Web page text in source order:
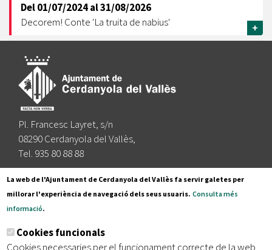
Del01/07/2024al31/08/2026
Decorem! Conte 'La truita de nabius'
+
Pl. Francesc Layret, s/n
08290 Cerdanyola del Vallès,
Tel. 935 80 88 88
Segueix-nos a:
Subscriu-te al nostre butlletí
La web de l'Ajuntament de Cerdanyola del Vallès fa servir galetes per
millorar l'experiència de navegació dels seus usuaris. Consulta més
informació.
Cookies funcionals
Cookies necessaries per el funcionament correcte de la web